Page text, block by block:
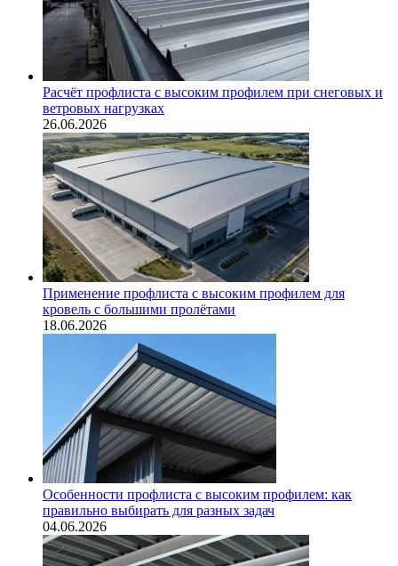
Расчёт профлиста с высоким профилем при снеговых и
ветровых нагрузках
26.06.2026
Применение профлиста с высоким профилем для
кровель с большими пролётами
18.06.2026
Особенности профлиста с высоким профилем: как
правильно выбирать для разных задач
04.06.2026